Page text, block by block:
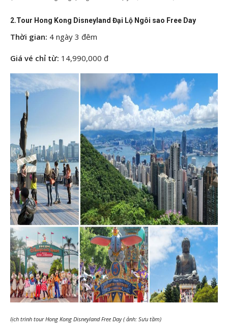
2.Tour Hong Kong Disneyland Đại Lộ Ngôi sao Free Day
Thời gian: 4 ngày 3 đêm
Giá vé chỉ từ: 14,990,000 đ
lịch trình tour Hong Kong Disneyland Free Day ( ảnh: Sưu tầm)